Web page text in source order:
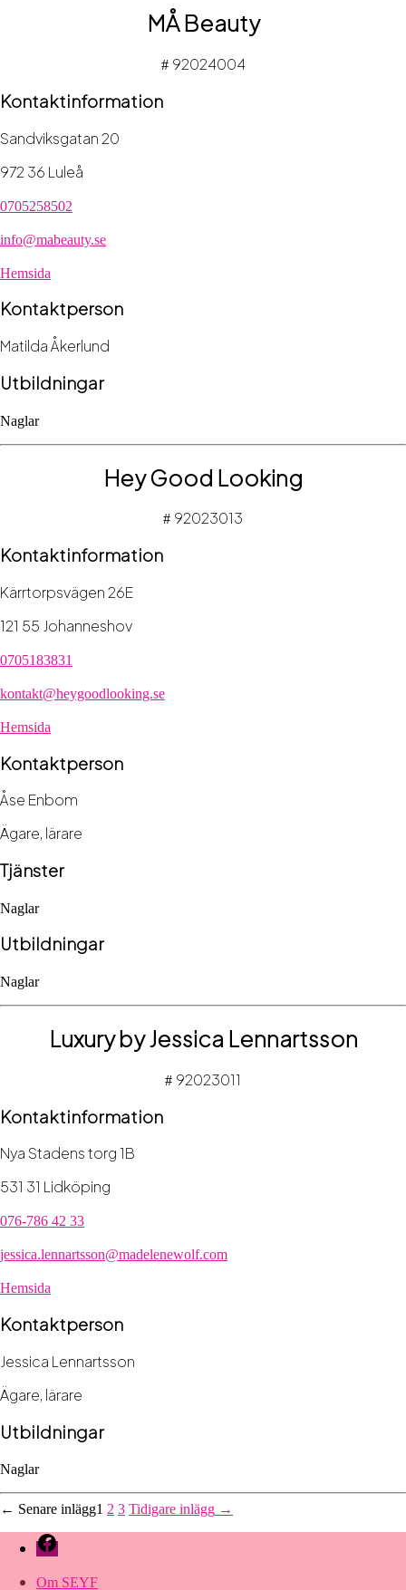
MÅ Beauty
# 92024004
Kontaktinformation
Sandviksgatan 20
972 36 Luleå
0705258502
info@mabeauty.se
Hemsida
Kontaktperson
Matilda Åkerlund
Utbildningar
Naglar
Hey Good Looking
# 92023013
Kontaktinformation
Kärrtorpsvägen 26E
121 55 Johanneshov
0705183831
kontakt@heygoodlooking.se
Hemsida
Kontaktperson
Åse Enbom
Ägare, lärare
Tjänster
Naglar
Utbildningar
Naglar
Luxury by Jessica Lennartsson
# 92023011
Kontaktinformation
Nya Stadens torg 1B
531 31 Lidköping
076-786 42 33
jessica.lennartsson@madelenewolf.com
Hemsida
Kontaktperson
Jessica Lennartsson
Ägare, lärare
Utbildningar
Naglar
Sidnumrering
för
← Senare inlägg1 2 3 Tidigare inlägg →
Facebook
Om SEYF